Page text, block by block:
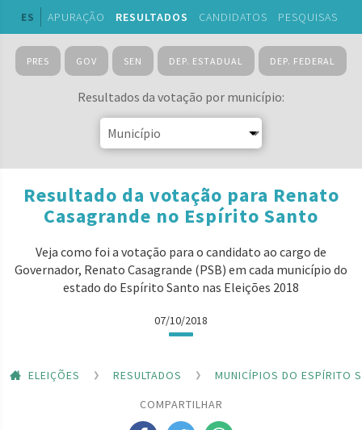
ES APURAÇÃO RESULTADOS CANDIDATOS PESQUISAS
PRES GOV SEN DEP. ESTADUAL DEP. FEDERAL
Resultados da votação por município:
Resultado da votação para Renato
Casagrande no Espírito Santo
Veja como foi a votação para o candidato ao cargo de
Governador, Renato Casagrande (PSB) em cada município do
estado do Espírito Santo nas Eleições 2018
07/10/2018
ELEIÇÕES RESULTADOS
MUNICÍPIOS DO ESPÍRITO
COMPARTILHAR